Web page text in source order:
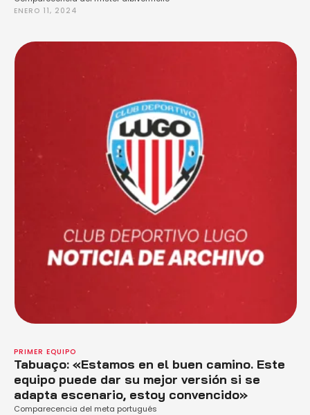
ENERO 11, 2024
PRIMER EQUIPO
Tabuaço: «Estamos en el buen camino. Este
equipo puede dar su mejor versión si se
adapta escenario, estoy convencido»
Comparecencia del meta portugués